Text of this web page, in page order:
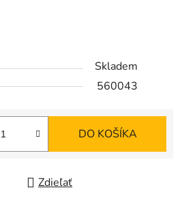
Skladem
560043
DO KOŠÍKA
Zdieľať